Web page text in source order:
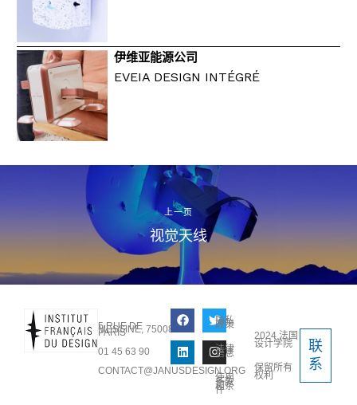
伊维亚能源公司
EVEIA DESIGN INTÉGRÉ
上一页
视觉天线
5 RUE DE
MESSINE, 75008
PARIS
01 45 63 90
CONTACT@JANUSDESIGN.ORG
隐私
政策
法律
信息
使用
条款
和条
件
2024 法国
设计学院
保留所有
权利
联
系